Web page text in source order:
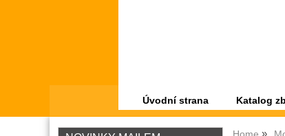
Úvodní strana Katalog